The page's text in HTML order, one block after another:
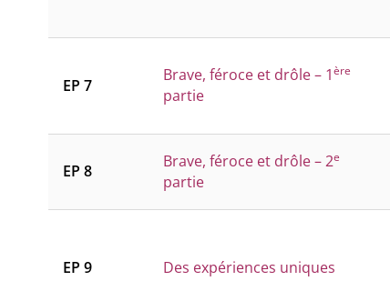
EP 7
Brave, féroce et drôle – 1ère
partie
EP 8 Brave, féroce et drôle – 2e
partie
EP 9 Des expériences uniques